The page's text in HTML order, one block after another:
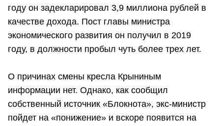
году он задекларировал 3,9 миллиона рублей в
качестве дохода. Пост главы министра
экономического развития он получил в 2019
году, в должности пробыл чуть более трех лет.
О причинах смены кресла Крыниным
информации нет. Однако, как сообщил
собственный источник «Блокнота», экс-министр
пойдет на «понижение» и вскоре появится на